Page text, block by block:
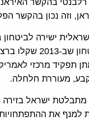
וזה נכון בהקשר
ישירה
המחשבה שהיו
תפקיד מרכזי
מעוררת חלחלה.
ישראל בזירה
למנף את